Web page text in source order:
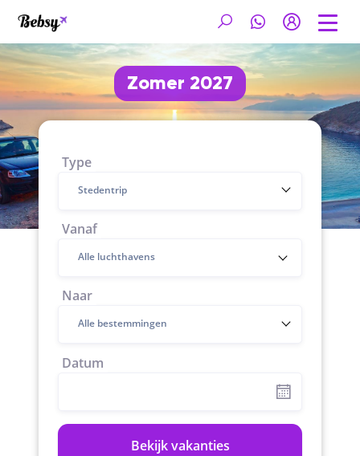
Zomer 2027
Type
Stedentrip
Vanaf
Naar
Alle bestemmingen
Datum
Bekijk vakanties